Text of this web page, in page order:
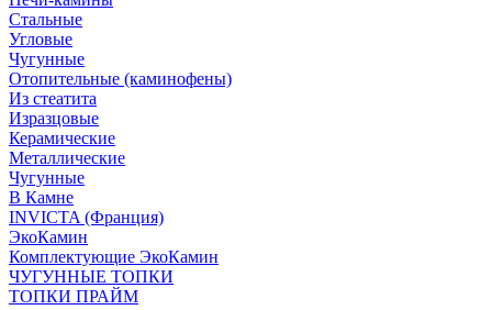
Стальные
Угловые
Чугунные
Отопительные (каминофены)
Из стеатита
Изразцовые
Керамические
Металлические
Чугунные
В Камне
INVICTA (Франция)
ЭкоКамин
Комплектующие ЭкоКамин
ЧУГУННЫЕ ТОПКИ
ТОПКИ ПРАЙМ